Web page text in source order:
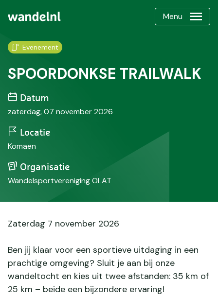
Menu
Evenement
SPOORDONKSE TRAILWALK
Datum
zaterdag, 07 november 2026
Locatie
Komaen
Organisatie
Wandelsportvereniging OLAT
Zaterdag 7 november 2026
Ben jij klaar voor een sportieve uitdaging in een
prachtige omgeving? Sluit je aan bij onze
wandeltocht en kies uit twee afstanden: 35 km of
25 km – beide een bijzondere ervaring!